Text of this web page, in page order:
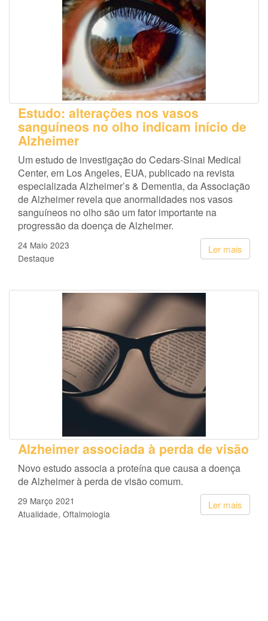
Estudo: alterações nos vasos
sanguíneos no olho indicam início de
Alzheimer
Um estudo de investigação do Cedars-Sinai Medical
Center, em Los Angeles, EUA, publicado na revista
especializada Alzheimer’s & Dementia, da Associação
de Alzheimer revela que anormalidades nos vasos
sanguíneos no olho são um fator importante na
progressão da doença de Alzheimer.
Ler mais
24 Maio 2023
Destaque
Alzheimer associada à perda de visão
Novo estudo associa a proteína que causa a doença
de Alzheimer à perda de visão comum.
Ler mais
29 Março 2021
Atualidade Oftalmologia